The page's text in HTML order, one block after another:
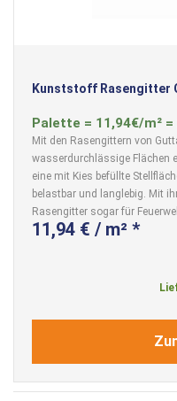
Kunststoff Rasengitter
Palette = 11,94€/m²
Mit den Rasengittern von
wasserdurchlässige Flächen
eine mit Kies befüllte
belastbar und langlebig. Mit
Rasengitter sogar für
11,94 € / m² *